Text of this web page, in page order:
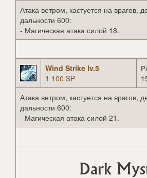
Атака ветром, кастуется на врагов,
дальности 600:
- Магическая атака силой 18.
Wind Strike lv.5
1 100 SP
Атака ветром, кастуется на врагов,
дальности 600:
- Магическая атака силой 21.
Dark